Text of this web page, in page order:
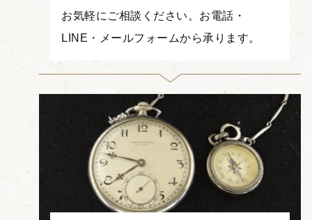
お気軽にご相談ください。お電話・
LINE・メールフォームから承ります。